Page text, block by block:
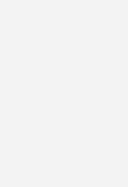
sogenannten Chip-on-Board-
Arbeitslicht gewährleisten. Die
und Staubschutz IP54 dauerhaft
betrieben werden. Ihre
regulierbar. Sie besitzen flexible
werden Batterie- und
mit Anfaser bietet Otto Haas ein